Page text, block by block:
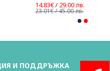
14.83€ / 29.00 лв.
23.01€ / 45.00 лв.
И ПОДДРЪЖКА